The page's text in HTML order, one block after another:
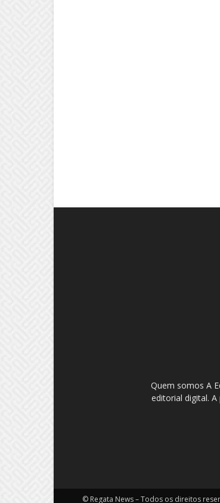
Quem somos A
editorial digital.
© Regata News – Todos os direitos